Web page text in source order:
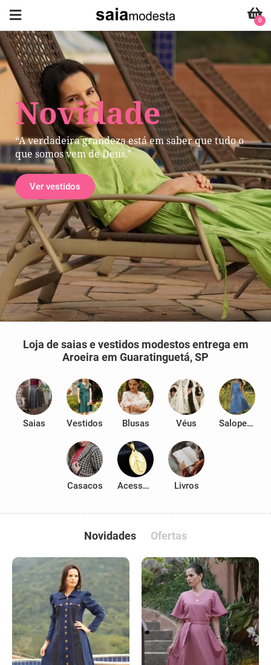
Novidade
“A verdadeira grandeza está em saber que tudo o
que somos vem de Deus."
Ver vestidos
0
Loja de saias e vestidos modestos entrega em
Aroeira em Guaratinguetá, SP
Saias Vestidos Blusas Véus Salopetes
Casacos Acessórios Livros
Novidades Ofertas